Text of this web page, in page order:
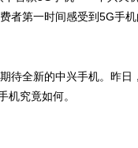
者第一时间感受到5G手机
待全新的中兴手机。昨日
究竟如何。